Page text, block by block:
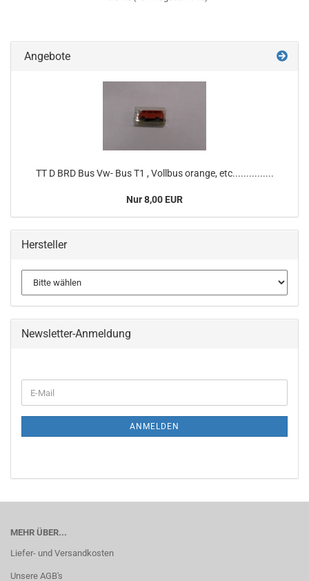
Angebote
TT D BRD Bus Vw- Bus T1 , Vollbus orange, etc...............
Nur 8,00 EUR
Hersteller
Newsletter-Anmeldung
ZUR
E-
Mail
ANMELDEN
MEHR ÜBER...
Liefer- und Versandkosten
Unsere AGB's